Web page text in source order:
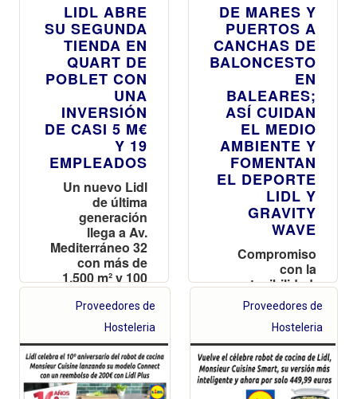
LIDL ABRE
SU SEGUNDA
TIENDA EN
QUART DE
POBLET CON
UNA
INVERSIÓN
DE CASI 5 M€
Y 19
EMPLEADOS
Un nuevo Lidl
de última
generación
llega a Av.
Mediterráneo 32
con más de
1.500 m² y 100
plazas de
aparcamiento
DE MARES Y
PUERTOS A
CANCHAS DE
BALONCESTO
EN
BALEARES;
ASÍ CUIDAN
EL MEDIO
AMBIENTE Y
FOMENTAN
EL DEPORTE
LIDL Y
GRAVITY
WAVE
Compromiso
con la
sostenibilidad,
la economía
circular y
ofrecer una
nueva vida a los
plásticos
Proveedores de
Hosteleria
Proveedores de
Hosteleria